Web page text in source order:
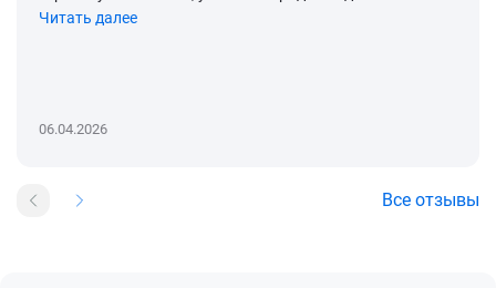
Читать далее
06.04.2026
Все отзывы